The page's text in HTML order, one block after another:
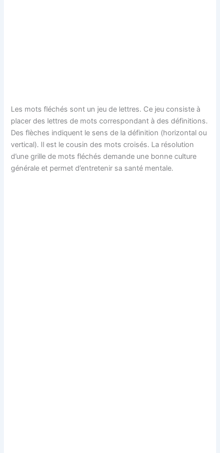
Les mots fléchés sont un jeu de lettres. Ce jeu consiste à
placer des lettres de mots correspondant à des définitions.
Des flèches indiquent le sens de la définition (horizontal ou
vertical). Il est le cousin des mots croisés. La résolution
d’une grille de mots fléchés demande une bonne culture
générale et permet d’entretenir sa santé mentale.